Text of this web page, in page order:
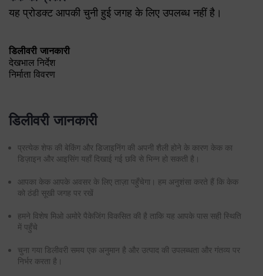
रिच और क्रीमी स्पॉन्ज केक जिसमें रॉयल हनी और चंकी आमंड का एक शानदार
कॉम्बिनेशन है।
क्रीम
फ्लेवर चुनें
केक का प्रकार
देखभाल निर्देश
निर्माता विवरण
डिलीवरी जानकारी